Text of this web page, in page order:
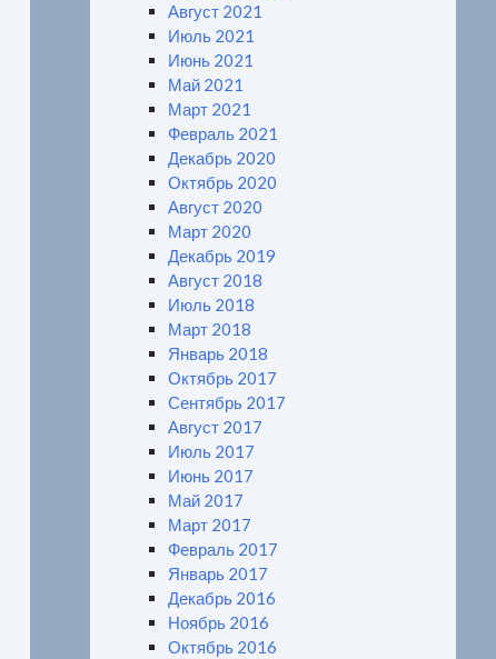
Август 2021
Июль 2021
Июнь 2021
Май 2021
Март 2021
Февраль 2021
Декабрь 2020
Октябрь 2020
Август 2020
Март 2020
Декабрь 2019
Август 2018
Июль 2018
Март 2018
Январь 2018
Октябрь 2017
Сентябрь 2017
Август 2017
Июль 2017
Июнь 2017
Май 2017
Март 2017
Февраль 2017
Январь 2017
Декабрь 2016
Ноябрь 2016
Октябрь 2016